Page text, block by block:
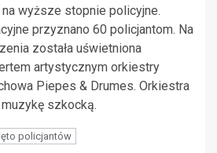
wyższe stopnie policyjne.
przyznano 60 policjantom. Na
została uświetniona
artystycznym orkiestry
Piepes & Drumes. Orkiestra
szkocką.
policjantów